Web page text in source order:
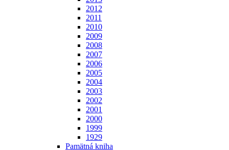
2012
2011
2010
2009
2008
2007
2006
2005
2004
2003
2002
2001
2000
1999
1929
Pamätná kniha